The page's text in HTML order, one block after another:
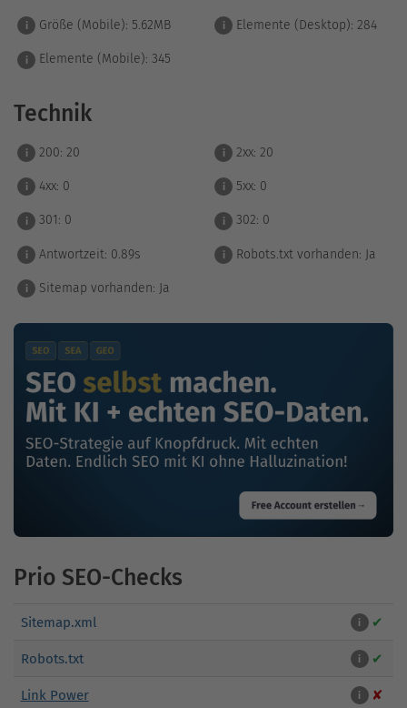
i Größe (Mobile): 5.62MB i Elemente (Desktop): 284
i Elemente (Mobile): 345
Technik
i 200: 20 i 2xx: 20
i 4xx: 0 i 5xx: 0
i 301: 0 i 302: 0
i Antwortzeit: 0.89s i Robots.txt vorhanden: Ja
i Sitemap vorhanden: Ja
Prio SEO-Checks
Sitemap.xml i ✔
Robots.txt i ✔
Link Power i ✘